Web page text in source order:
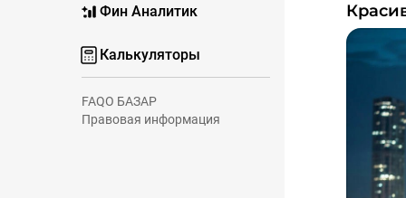
Фин Аналитик
Калькуляторы
FAQО БАЗАР
Правовая информация